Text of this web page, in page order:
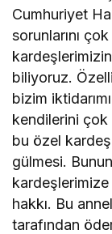
Cumhuriyet
sorunlarını
biliyoruz.
bizim
kendilerini çok
bu özel
gülmesi.
hakkı. Bu
tarafından